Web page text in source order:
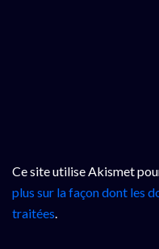
Ce site utilise Akismet
plus sur la façon dont les
traitées.